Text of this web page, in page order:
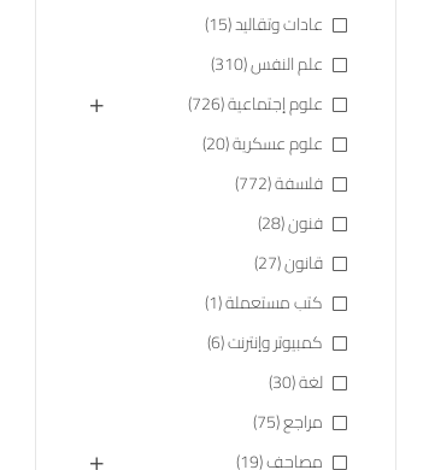
عادات وتقاليد(15)
علم النفس(310)
علوم إجتماعية(726)
علوم عسكرية(20)
فلسفة(772)
فنون(28)
قانون(27)
كتب مستعملة(1)
كمبيوتر وإنترنت(6)
لغة(30)
مراجع(75)
مصاحف(19)